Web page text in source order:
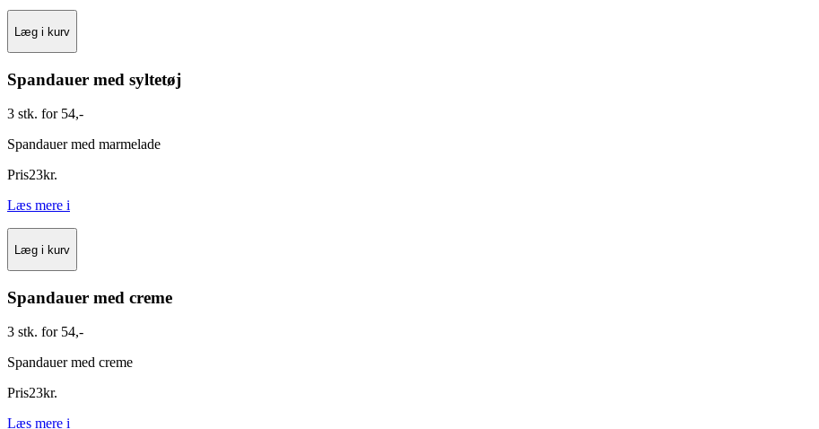
Læg i kurv
Spandauer med syltetøj
3 stk. for 54,-
Spandauer med marmelade
Pris23kr.
Læs mere i
Læg i kurv
Spandauer med creme
3 stk. for 54,-
Spandauer med creme
Pris23kr.
Læs mere i